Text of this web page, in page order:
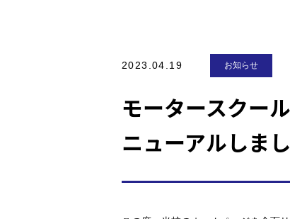
2023.04.19 お知らせ
モータースクー
ニューアルしまし